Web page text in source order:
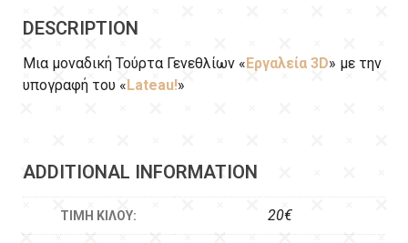
DESCRIPTION
Μια μοναδική Τούρτα Γενεθλίων « Εργαλεία 3D» με την
υπογραφή του « Lateau!»
ADDITIONAL INFORMATION
ΤΙΜΉ ΚΙΛΟΎ: 20€